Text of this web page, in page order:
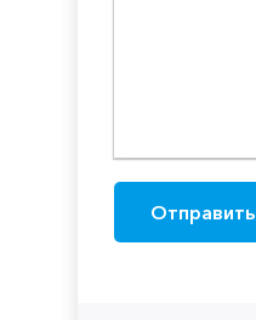
Отправить